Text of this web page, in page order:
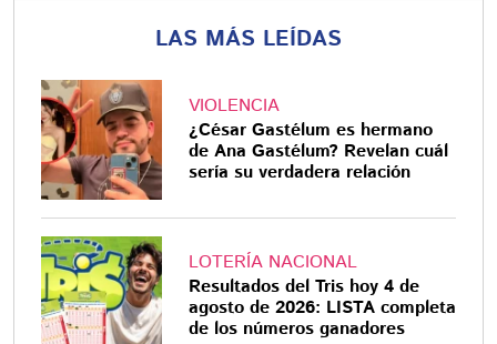
LAS MÁS LEÍDAS
VIOLENCIA
¿César Gastélum es hermano
de Ana Gastélum? Revelan cuál
sería su verdadera relación
LOTERÍA NACIONAL
Resultados del Tris hoy 4 de
agosto de 2026: LISTA completa
de los números ganadores